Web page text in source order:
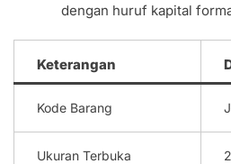
dengan huruf kapital
Keterangan
Kode Barang
Ukuran Terbuka